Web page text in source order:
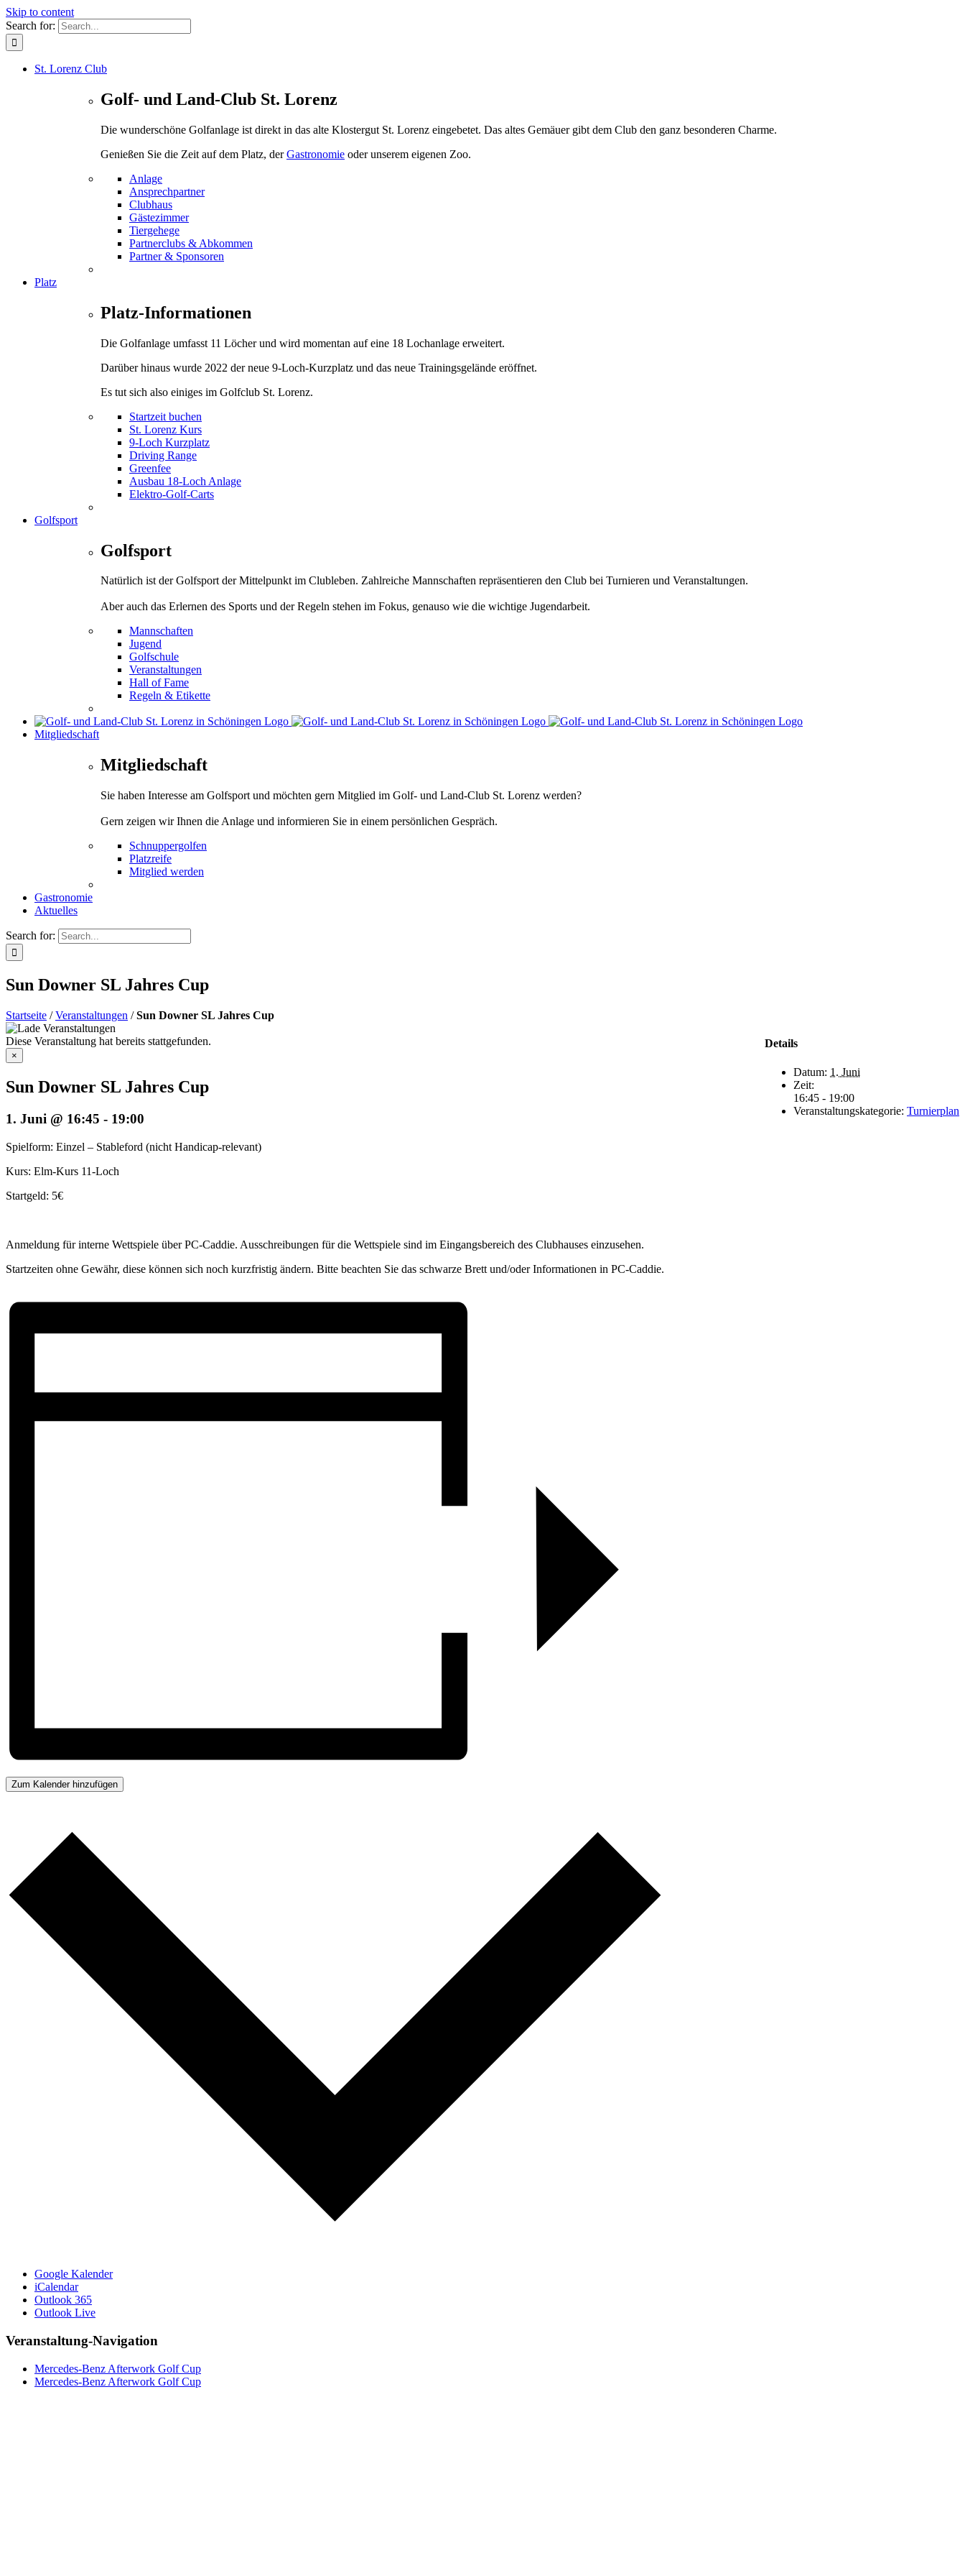
Skip to content
Search for:
St. Lorenz Club
Golf- und Land-Club St. Lorenz
Die wunderschöne Golfanlage ist direkt in das alte Klostergut St. Lorenz eingebetet. Das altes Gemäuer gibt dem Club den ganz besonderen Charme.
Genießen Sie die Zeit auf dem Platz, derGastronomie oder unserem eigenen Zoo.
Anlage
Ansprechpartner
Clubhaus
Gästezimmer
Tiergehege
Partnerclubs & Abkommen
Partner & Sponsoren
Platz
Platz-Informationen
Die Golfanlage umfasst 11 Löcher und wird momentan auf eine 18 Lochanlage erweitert.
Darüber hinaus wurde 2022 der neue 9-Loch-Kurzplatz und das neue Trainingsgelände eröffnet.
Es tut sich also einiges im Golfclub St. Lorenz.
Startzeit buchen
St. Lorenz Kurs
9-Loch Kurzplatz
Driving Range
Greenfee
Ausbau 18-Loch Anlage
Elektro-Golf-Carts
Golfsport
Golfsport
Natürlich ist der Golfsport der Mittelpunkt im Clubleben. Zahlreiche Mannschaften repräsentieren den Club bei Turnieren und Veranstaltungen.
Aber auch das Erlernen des Sports und der Regeln stehen im Fokus, genauso wie die wichtige Jugendarbeit.
Mannschaften
Jugend
Golfschule
Veranstaltungen
Hall of Fame
Regeln & Etikette
Mitgliedschaft
Mitgliedschaft
Sie haben Interesse am Golfsport und möchten gern Mitglied im Golf- und Land-Club St. Lorenz werden?
Gern zeigen wir Ihnen die Anlage und informieren Sie in einem persönlichen Gespräch.
Schnuppergolfen
Platzreife
Mitglied werden
Gastronomie
Aktuelles
Search for:
Sun Downer SL Jahres Cup
Startseite /Veranstaltungen /Sun Downer SL Jahres Cup
Diese Veranstaltung hat bereits stattgefunden.
×
Sun Downer SL Jahres Cup
1. Juni @ 16:45 - 19:00
Spielform: Einzel – Stableford (nicht Handicap-relevant)
Kurs: Elm-Kurs 11-Loch
Startgeld: 5€
Anmeldung für interne Wettspiele über PC-Caddie. Ausschreibungen für die Wettspiele sind im Eingangsbereich des Clubhauses einzusehen.
Startzeiten ohne Gewähr, diese können sich noch kurzfristig ändern. Bitte beachten Sie das schwarze Brett und/oder Informationen in PC-Caddie.
Zum Kalender hinzufügen
Google Kalender
iCalendar
Outlook 365
Outlook Live
Veranstaltung-Navigation
Mercedes-Benz Afterwork Golf Cup
Mercedes-Benz Afterwork Golf Cup
Details
Datum: 1. Juni
Zeit:
16:45 - 19:00
Veranstaltungskategorie: Turnierplan